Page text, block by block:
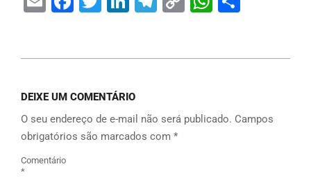
DEIXE UM COMENTÁRIO
O seu endereço de e-mail não será publicado. Campos
obrigatórios são marcados com *
Comentário
*